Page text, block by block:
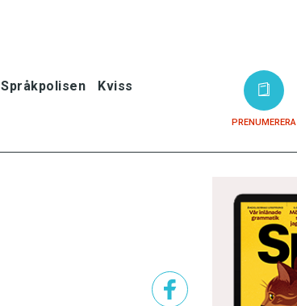
Språkpolisen Kviss
PRENUMERERA